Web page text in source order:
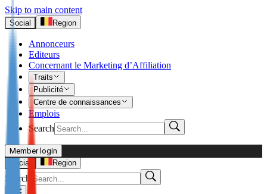
Skip to main content
Social Region
Annonceurs
Editeurs
Concernant le Marketing d’Affiliation
Traits
Publicité
Centre de connaissances
Emplois
Search
I’m Advertiser
Login
Member login
Social
Region
Search